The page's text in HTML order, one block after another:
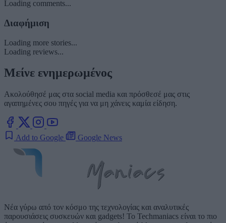
Loading comments...
Διαφήμιση
Loading more stories...
Loading reviews...
Μείνε ενημερωμένος
Ακολούθησέ μας στα social media και πρόσθεσέ μας στις
αγαπημένες σου πηγές για να μη χάνεις καμία είδηση.
Add to Google Google News
Νέα γύρω από τον κόσμο της τεχνολογίας και αναλυτικές
παρουσιάσεις συσκευών και gadgets! Το Techmaniacs είναι το πιο